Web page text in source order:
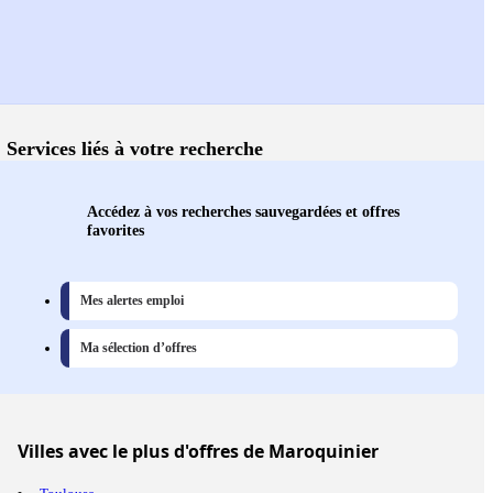
Services liés à votre recherche
Accédez à vos recherches sauvegardées et offres
favorites
Mes alertes emploi
Ma sélection d’offres
Villesavec le plus d'offres de Maroquinier